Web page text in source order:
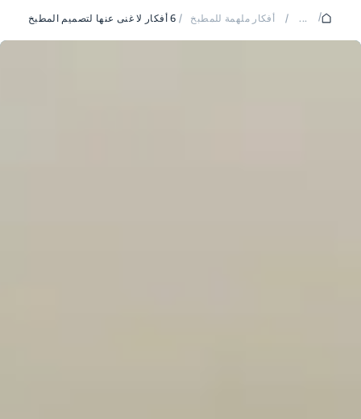
/
...
/ أفكار ملهمة للمطبخ / 6 أفكار لا غنى عنها لتصميم المطبخ